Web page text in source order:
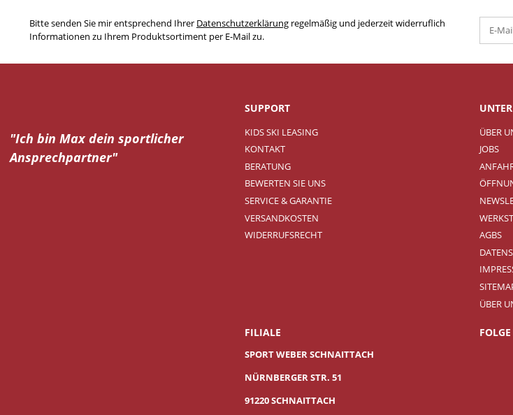
Bitte senden Sie mir entsprechend Ihrer Datenschutzerklärung regelmäßig und jederzeit widerruflich
Informationen zu Ihrem Produktsortiment per E-Mail zu.
"Ich bin Max dein sportlicher
Ansprechpartner"
SUPPORT
KIDS SKI LEASING
KONTAKT
BERATUNG
BEWERTEN SIE UNS
SERVICE & GARANTIE
VERSANDKOSTEN
WIDERRUFSRECHT
ÜBER
JOBS
AGBS
ÜBER
FILIALE
SPORT WEBER SCHNAITTACH
NÜRNBERGER STR. 51
91220 SCHNAITTACH